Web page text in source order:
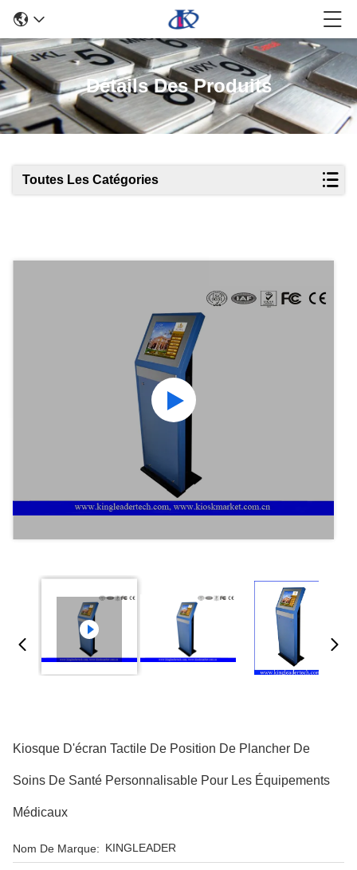
Détails Des Produits
Toutes Les Catégories
Kiosque D'écran Tactile De Position De Plancher De
Soins De Santé Personnalisable Pour Les Équipements
Médicaux
Nom De Marque: KINGLEADER